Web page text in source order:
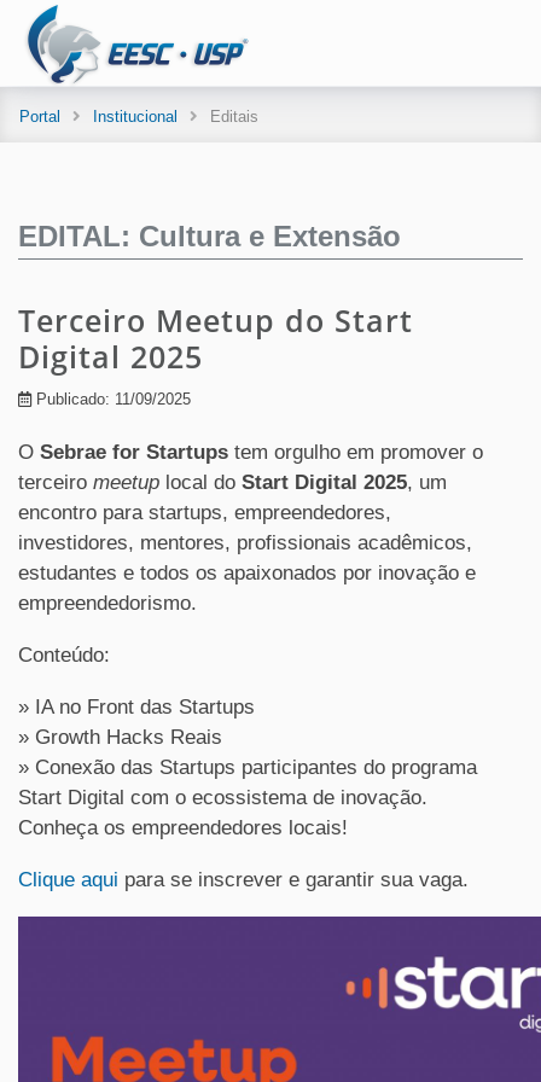
Portal Institucional Editais
EDITAL: Cultura e Extensão
Terceiro Meetup do Start
Digital 2025
Publicado: 11/09/2025
O Sebrae for Startups tem orgulho em promover o
terceiro meetup local do Start Digital 2025, um
encontro para startups, empreendedores,
investidores, mentores, profissionais acadêmicos,
estudantes e todos os apaixonados por inovação e
empreendedorismo.
Conteúdo:
» IA no Front das Startups
» Growth Hacks Reais
» Conexão das Startups participantes do programa
Start Digital com o ecossistema de inovação.
Conheça os empreendedores locais!
Clique aqui para se inscrever e garantir sua vaga.